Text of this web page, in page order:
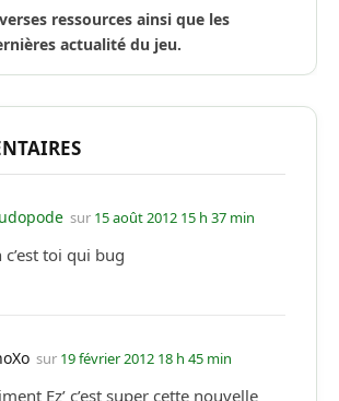
ressources ainsi que les
actualité du jeu.
sur 15 août 2012 15 h 37 min
c’est toi qui bug
sur 19 février 2012 18 h 45 min
Ez’ c’est super cette nouvelle